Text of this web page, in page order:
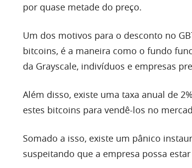
por quase metade do preço.
Um dos motivos para o desconto no
bitcoins, é a maneira como o fundo
da Grayscale, indivíduos e empresas
Além disso, existe uma taxa anual de
estes bitcoins para vendê-los no
Somado a isso, existe um pânico
suspeitando que a empresa possa